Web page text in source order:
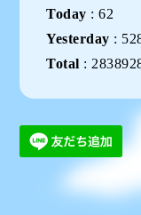
Today :62
Yesterday :
Total :